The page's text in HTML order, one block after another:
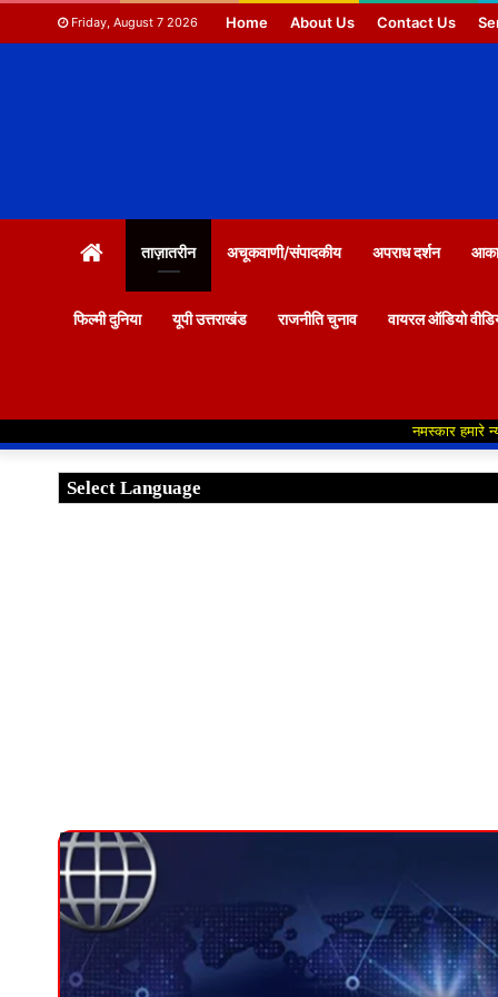
Friday, August 7 2026 Home About Us Contact Us
HOMEताज़ातरीन अचूकवाणी/संपादकीय अपराध दर्शन
फिल्मी दुनिया यूपी उत्तराखंड राजनीति चुनाव वायरल ऑडियो
नमस्कार हमारे न्यूज पोर्टल